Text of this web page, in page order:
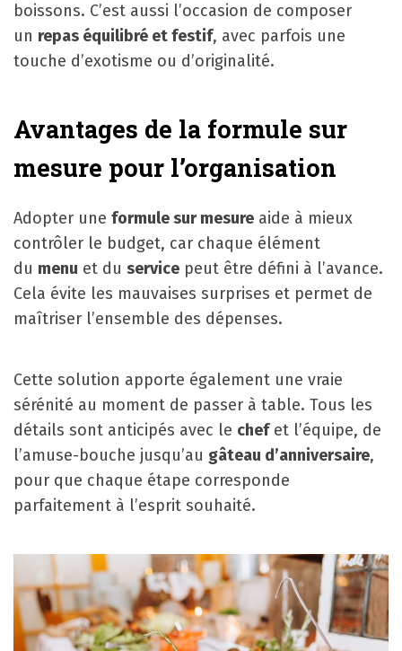
boissons. C’est aussi l’occasion de composer
un repas équilibré et festif, avec parfois une
touche d’exotisme ou d’originalité.
Avantages de la formule sur
mesure pour l’organisation
Adopter une formule sur mesure aide à mieux
contrôler le budget, car chaque élément
du menu et du service peut être défini à l’avance.
Cela évite les mauvaises surprises et permet de
maîtriser l’ensemble des dépenses.
Cette solution apporte également une vraie
sérénité au moment de passer à table. Tous les
détails sont anticipés avec le chefet l’équipe, de
l’amuse-bouche jusqu’au gâteau d’anniversaire,
pour que chaque étape corresponde
parfaitement à l’esprit souhaité.